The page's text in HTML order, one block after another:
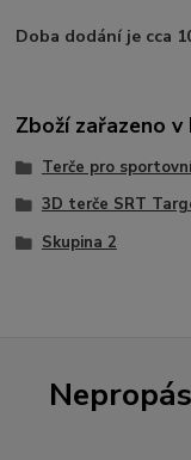
Doba dodání je cca
Zboží zařazeno
Terče pro
3D terče SRT
Skupina 2